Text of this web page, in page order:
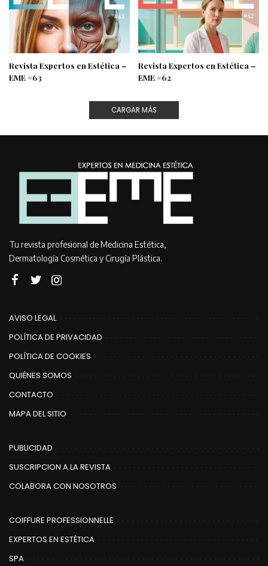
Revista Expertos en Estética –
EME #63
Revista Expertos en Estética –
EME #62
CARGAR MÁS
Tu revista profesional de Medicina Estética,
Dermatología Cosmética y Cirugía Plástica.
AVISO LEGAL
POLÍTICA DE PRIVACIDAD
POLÍTICA DE COOKIES
QUIÉNES SOMOS
CONTACTO
MAPA DEL SITIO
PUBLICIDAD
SUSCRIPCION A LA REVISTA
COLABORA CON NOSOTROS
COIFFURE PROFESSIONNELLE
EXPERTOS EN ESTÉTICA
SPA